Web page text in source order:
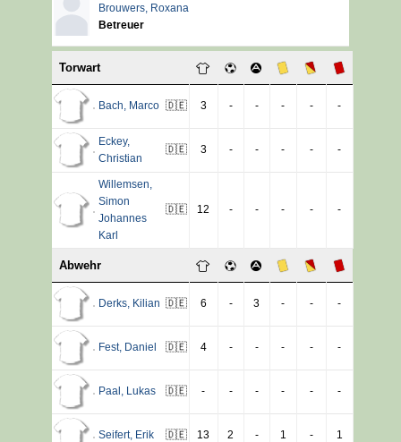
Brouwers, Roxana
Betreuer
Torwart
Bach Marco 🇩🇪 3 - - - - -
Eckey,
Christian
🇩🇪 3 - - - - -
Willemsen
Simon
Johannes
Karl
🇩🇪 12 - - - - -
Abwehr
Derks, Kilian 🇩🇪 6 - 3 - - -
Fest, Daniel 🇩🇪 4 - - - - -
Paal Lukas 🇩🇪 - - - - - -
Seifert, Erik 🇩🇪 13 2 - 1 - 1